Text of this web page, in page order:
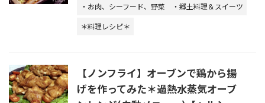
・お肉、シーフード、野菜
・郷土料理＆スイーツ
＊料理レシピ＊
【ノンフライ】オーブンで鶏から揚
げを作ってみた＊過熱水蒸気オーブ